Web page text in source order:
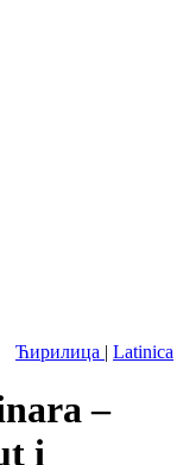
Ћирилица | Latinica
–
i